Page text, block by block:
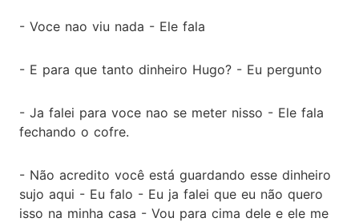
- Voce nao viu nada - Ele fala
- E para que tanto dinheiro Hugo? - Eu pergunto
- Ja falei para voce nao se meter nisso - Ele fala
fechando o cofre.
- Não acredito você está guardando esse dinheiro
sujo aqui - Eu falo - Eu ja falei que eu não quero
isso na minha casa - Vou para cima dele e ele me